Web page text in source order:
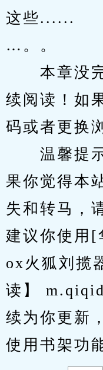
这些......
…。。
本章没完
续阅读！如
码或者更换
温馨提示
果你觉得本
失和转马，
建议你使用
ox火狐刘揽
读】
续为你更新
使用书架功